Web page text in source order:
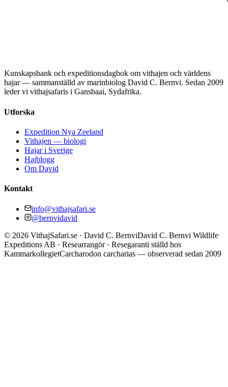
Kunskapsbank och expeditionsdagbok om vithajen och världens
hajar — sammanställd av marinbiolog David C. Bernvi. Sedan 2009
leder vi vithajsafaris i Gansbaai, Sydafrika.
Utforska
Expedition Nya Zeeland
Vithajen — biologi
Hajar i Sverige
Hajblogg
Om David
Kontakt
info@vithajsafari.se
@bernvidavid
© 2026 VithajSafari.se · David C. BernviDavid C. Bernvi Wildlife
Expeditions AB · Researrangör · Resegaranti ställd hos
KammarkollegietCarcharodon carcharias — observerad sedan 2009